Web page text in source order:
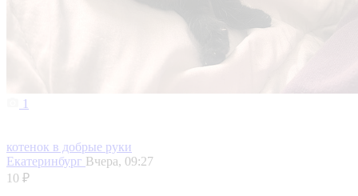
1
котенок в добрые руки
Екатеринбург Вчера, 09:27
10 ₽